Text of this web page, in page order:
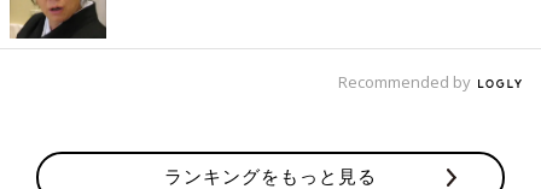
Recommended by
ランキングをもっと見る